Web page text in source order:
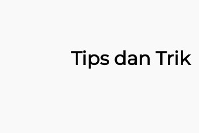
Tips dan Trik